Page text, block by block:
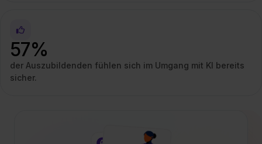
57%
der Auszubildenden fühlen sich im Umgang mit KI bereits
sicher.